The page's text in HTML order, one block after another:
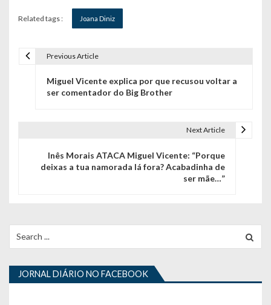
Related tags : Joana Diniz
o
d
e
Previous Article
Miguel Vicente explica por que recusou voltar a
ser comentador do Big Brother
Next Article
Inês Morais ATACA Miguel Vicente: “Porque
deixas a tua namorada lá fora? Acabadinha de
ser mãe…”
for:
JORNAL DIÁRIO NO FACEBOOK